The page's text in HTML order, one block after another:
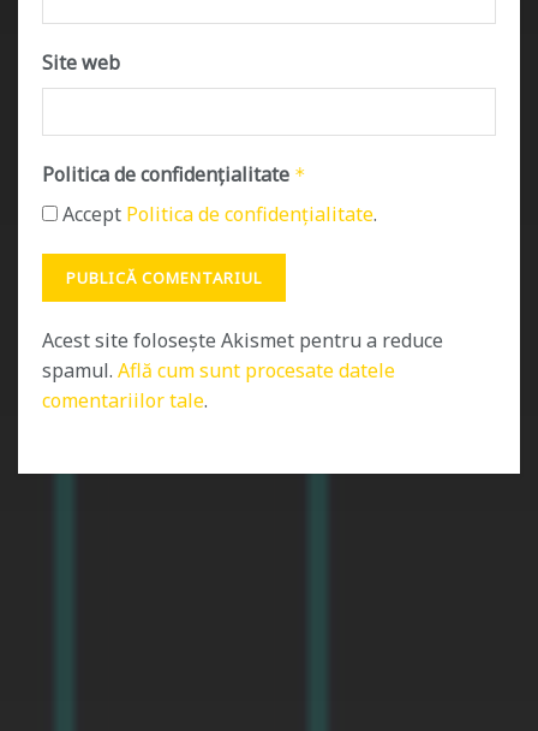
Site web
Politica de confidențialitate *
Accept Politica de confidențialitate.
Acest site folosește Akismet pentru a reduce
spamul. Află cum sunt procesate datele
comentariilor tale.